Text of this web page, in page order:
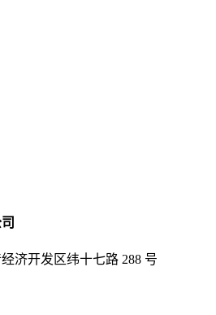
济开发区纬十七路 288 号